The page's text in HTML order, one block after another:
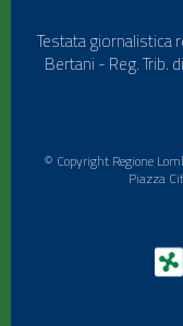
Testata giornalistica
Bertani - Reg. Trib.
© Copyright Regione
Piazza